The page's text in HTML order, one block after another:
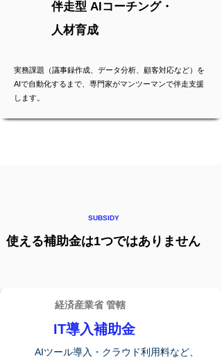
伴走型 AIコーチング・
人材育成
実務課題（議事録作成、データ分析、顧客対応など）を
AIで自動化するまで、専門家がマンツーマンで伴走支援
します。
SUBSIDY
使える補助金は1つではありません
経済産業省 管轄
IT導入補助金
AIツール導入・クラウド利用料など、